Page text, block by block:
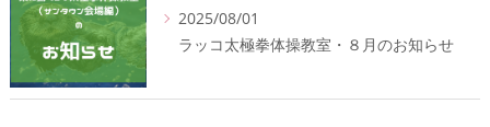
2025/08/01
ラッコ太極拳体操教室・８月のお知らせ